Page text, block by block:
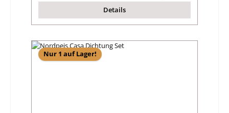
Details
Nur 1 auf Lager!